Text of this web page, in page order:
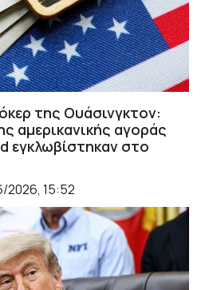
της Ουάσινγκτον:
αμερικανικής αγοράς
εγκλωβίστηκαν στο
2026, 15:52